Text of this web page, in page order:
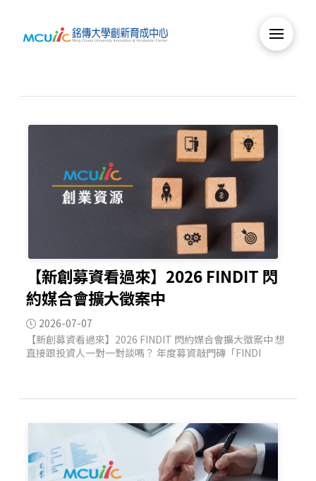
【新創募資看過來】2026 FINDIT 閃
約媒合會擴大徵案中
2026-07-07
【新創募資看過來】2026 FINDIT 閃約媒合會擴大徵案中 想
直接跟投資人一對一對談嗎？ 年度募資敲門磚「FINDI